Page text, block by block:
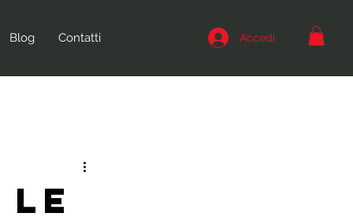
Blog Contatti Accedi
le